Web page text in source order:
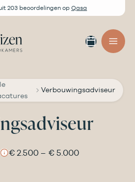
203 beoordelingen op Qasa
maken
Verbouwingsadviseur
€ 2.500 – € 5.000